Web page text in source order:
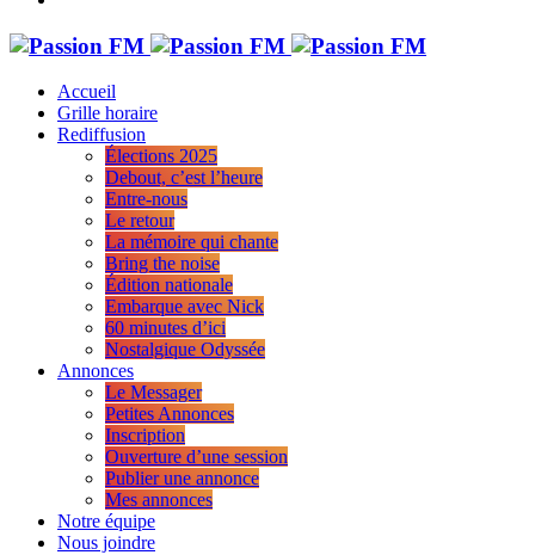
Accueil
Grille horaire
Rediffusion
Élections 2025
Debout, c’est l’heure
Entre-nous
Le retour
La mémoire qui chante
Bring the noise
Édition nationale
Embarque avec Nick
60 minutes d’ici
Nostalgique Odyssée
Annonces
Le Messager
Petites Annonces
Inscription
Ouverture d’une session
Publier une annonce
Mes annonces
Notre équipe
Nous joindre